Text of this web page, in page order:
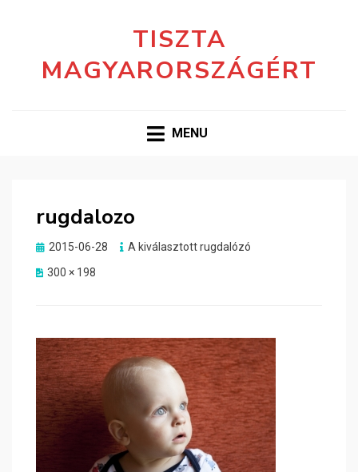
TISZTA
MAGYARORSZÁGÉRT
MENU
rugdalozo
Posted
2015-06-28
A kiválasztott rugdalózó
300 × 198